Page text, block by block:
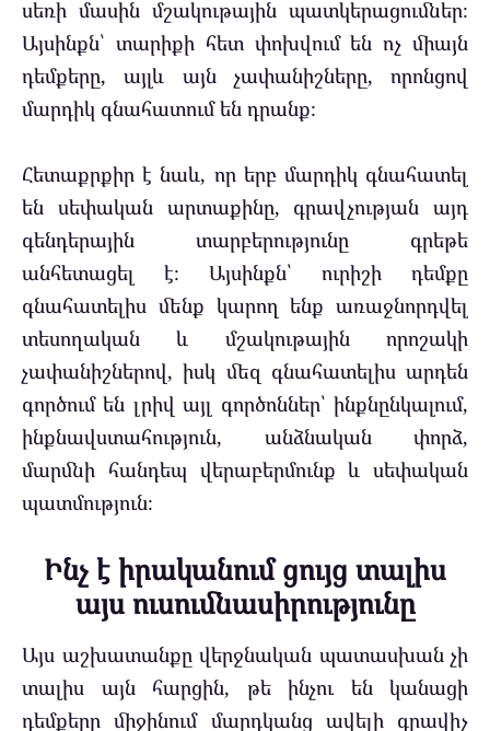
սեռի մասին մշակութային պատկերացումներ։
Այսինքն՝ տարիքի հետ փոխվում են ոչ միայն
դեմքերը, այլև այն չափանիշները, որոնցով
մարդիկ գնահատում են դրանք։
Հետաքրքիր է նաև, որ երբ մարդիկ գնահատել
են սեփական արտաքինը, գրավչության այդ
գենդերային տարբերությունը գրեթե
անհետացել է։ Այսինքն՝ ուրիշի դեմքը
գնահատելիս մենք կարող ենք առաջնորդվել
տեսողական և մշակութային որոշակի
չափանիշներով, իսկ մեզ գնահատելիս արդեն
գործում են լրիվ այլ գործոններ՝ ինքնընկալում,
ինքնավստահություն, անձնական փորձ,
մարմնի հանդեպ վերաբերմունք և սեփական
պատմություն։
Ինչ է իրականում ցույց տալիս
այս ուսումնասիրությունը
Այս աշխատանքը վերջնական պատասխան չի
տալիս այն հարցին, թե ինչու են կանացի
դեմքերը միջինում մարդկանց ավելի գրավիչ